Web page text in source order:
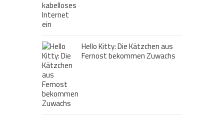
Hello Kitty: Die Kätzchen aus
Fernost bekommen Zuwachs